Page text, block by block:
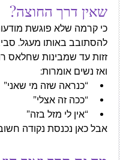
שאין דרך החוצה?
כי קרמה שלא פוגשת
להסתובב באותו מעגל.
זזות עד שמבינות שחלאס
ואז נשים אומרות:
“כנראה שזה מי שאני”
“ככה זה אצלי”
“אין לי מזל בזה”
אבל כאן נכנסת נקודה